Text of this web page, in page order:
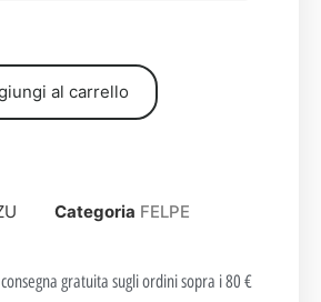
al carrello
Categoria FELPE
gratuita sugli ordini sopra i 80 €